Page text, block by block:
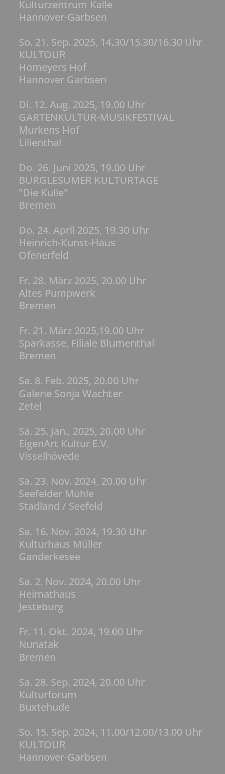
Kulturzentrum Kalle
Hannover-Garbsen
So. 21. Sep. 2025, 14.30/15.30/16.30 Uhr
KULTOUR
Homeyers Hof
Hannover Garbsen
Di. 12. Aug. 2025, 19.00 Uhr
GARTENKULTUR-MUSIKFESTIVAL
Murkens Hof
Lilienthal
Do. 26. Juni 2025, 19.00 Uhr
BURGLESUMER KULTURTAGE
"Die Kulle"
Bremen
Do. 24. April 2025, 19.30 Uhr
Heinrich-Kunst-Haus
Ofenerfeld
Fr. 28. März 2025, 20.00 Uhr
Altes Pumpwerk
Bremen
Fr. 21. März 2025,19.00 Uhr
Sparkasse, Filiale Blumenthal
Bremen
Sa. 8. Feb. 2025, 20.00 Uhr
Galerie Sonja Wachter
Zetel
Sa. 25. Jan., 2025, 20.00 Uhr
EigenArt Kultur E.V.
Visselhövede
Sa. 23. Nov. 2024, 20.00 Uhr
Seefelder Mühle
Stadland / Seefeld
Sa. 16. Nov. 2024, 19.30 Uhr
Kulturhaus Müller
Ganderkesee
Sa. 2. Nov. 2024, 20.00 Uhr
Heimathaus
Jesteburg
Fr. 11. Okt. 2024, 19.00 Uhr
Nunatak
Bremen
Sa. 28. Sep. 2024, 20.00 Uhr
Kulturforum
Buxtehude
So. 15. Sep. 2024, 11.00/12.00/13.00 Uhr
KULTOUR
Hannover-Garbsen